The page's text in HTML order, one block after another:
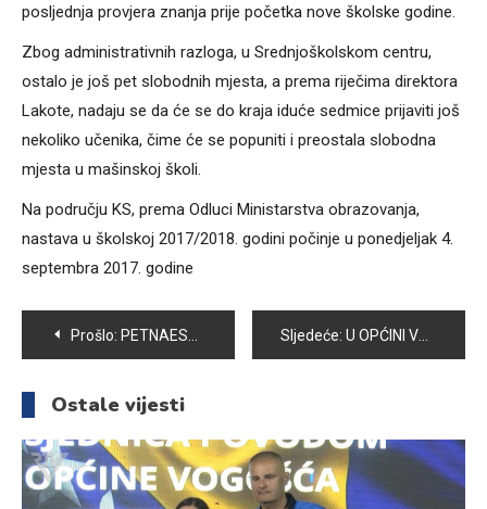
posljednja provjera znanja prije početka nove školske godine.
Zbog administrativnih razloga, u Srednjoškolskom centru,
ostalo je još pet slobodnih mjesta, a prema riječima direktora
Lakote, nadaju se da će se do kraja iduće sedmice prijaviti još
nekoliko učenika, čime će se popuniti i preostala slobodna
mjesta u mašinskoj školi.
Na području KS, prema Odluci Ministarstva obrazovanja,
nastava u školskoj 2017/2018. godini počinje u ponedjeljak 4.
septembra 2017. godine
Navigacija
članaka
Prošlo: PETNAESTOGODIŠNJI TARIK BEŠLIJA OSVOJIO NAJVIŠI VRH BOSNE I HERCEGOVINE Sljedeće: U OPĆINI VOGOŠĆA POTPISAN SPORAZUM O REALIZACIJI PROJEKTA PODRŠKE RAZVOJU PČELARSTVA
Ostale vijesti